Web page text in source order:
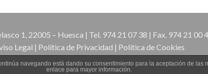
1, 22005 – Huesca | Tel. 974 21 07 38 | Fax. 974 21
Legal | Política de Privacidad | Política de Cookies
navegando está dando su consentimiento para la aceptación de las
enlace para mayor información.